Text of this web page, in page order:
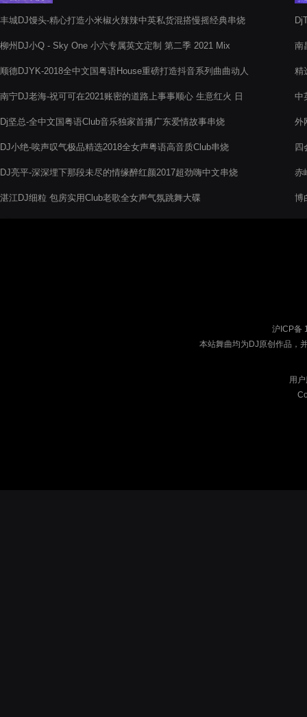
丰城DJ馒头-精心打造小米椒火辣辣中英私货混搭慢摇经典串烧
柳州DJ小Q - Sky One 小六专属英文定制 第二季 2021 Mix
顺德DJYK-2018全中文国粤语House重磅打造抖音系列曲曲动人
南宁DJ老海-祝可可在2021账密的道路上事事顺心 生意红火 日
Dj坚总-全中文国粤语Club音乐独家首播广东爱情故事串烧
DJ小绝-唉声叹气极品精选2018全女声粤语高音质Club串烧
DJ亮平-深深埋下那段未尽的情缘醉红颜2017超劲嗨中文串烧
湛江DJ细粒 包房实用Club老歌全女声气氛跳舞大碟
南
精
中
外
四
赤
博
沪ICP备
本站舞曲均为DJ原创作品，
用